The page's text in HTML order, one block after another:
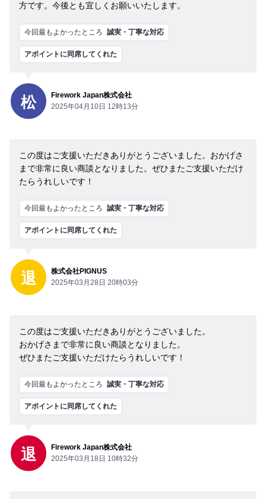
方です。今後とも宜しくお願いいたします。
今回最もよかったところ 誠実・丁寧な対応
アポイントに同席してくれた
松
Firework Japan株式会社
2025年04月10日 12時13分
この度はご支援いただきありがとうございました。おかげさ
まで非常に良い商談となりました。ぜひまたご支援いただけ
たらうれしいです！
今回最もよかったところ 誠実・丁寧な対応
アポイントに同席してくれた
退
株式会社PIGNUS
2025年03月28日 20時03分
この度はご支援いただきありがとうございました。
おかげさまで非常に良い商談となりました。
ぜひまたご支援いただけたらうれしいです！
今回最もよかったところ 誠実・丁寧な対応
アポイントに同席してくれた
退
Firework Japan株式会社
2025年03月18日 10時32分